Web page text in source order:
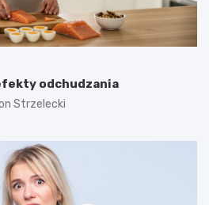
odchudzania
Strzelecki